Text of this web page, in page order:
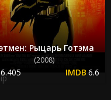
Рыцарь Готэма
(2008)
6.405 6.6